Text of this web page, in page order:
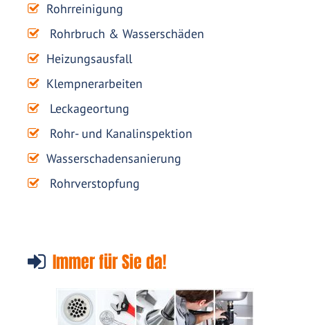
Rohrreinigung
Rohrbruch & Wasserschäden
Heizungsausfall
Klempnerarbeiten
Leckageortung
Rohr- und Kanalinspektion
Wasserschadensanierung
Rohrverstopfung
Immer für Sie da!